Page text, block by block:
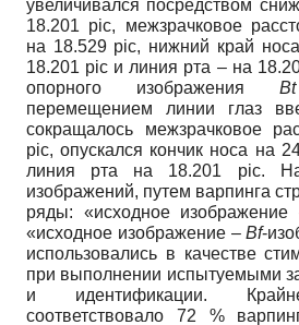
увеличивался посредством
18.201 pic, межзрачковое
на 18.529 pic, нижний край
18.201 pic и линия рта – на
опорного изображения Bt
перемещением линии глаз
сокращалось межзрачковое
pic, опускался кончик носа на
линия рта на 18.201 pic.
изображений, путем варпинга
ряды: «исходное изображение
«исходное изображение –Bf-
использовались в качестве
при выполнении испытуемыми
и идентификации.
соответствовало 72 %